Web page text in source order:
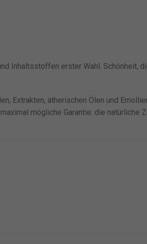
Inhaltsstoffen erster Wahl. Schönheit,
Extrakten, ätherischen Ölen und
mögliche Garantie: die natürliche